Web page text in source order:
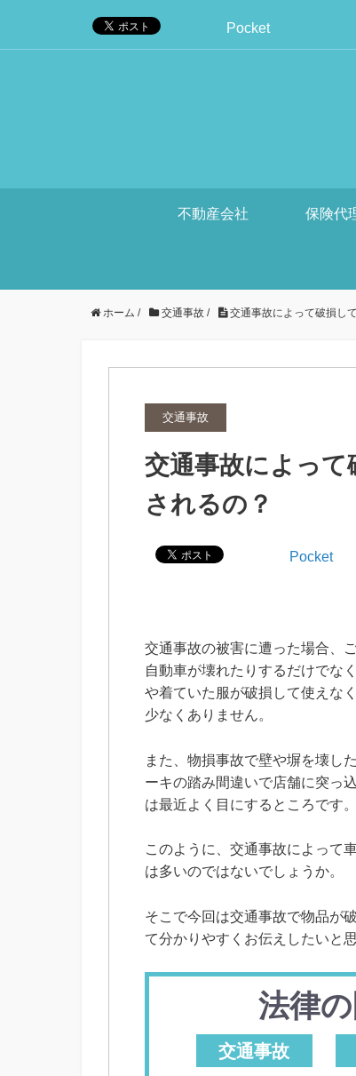
Pocket
不動産会社 保険代
ホーム / 交通事故 / 交通事故によって破損し
交通事故
交通事故によっ
されるの？
Pocket
交通事故の被害に遭った場合、
自動車が壊れたりするだけでな
や着ていた服が破損して使えな
少なくありません。
また、物損事故で壁や塀を壊し
ーキの踏み間違いで店舗に突っ
は最近よく目にするところです。
このように、交通事故によって
は多いのではないでしょうか。
そこで今回は交通事故で物品が
て分かりやすくお伝えしたいと思
法律
交通事故